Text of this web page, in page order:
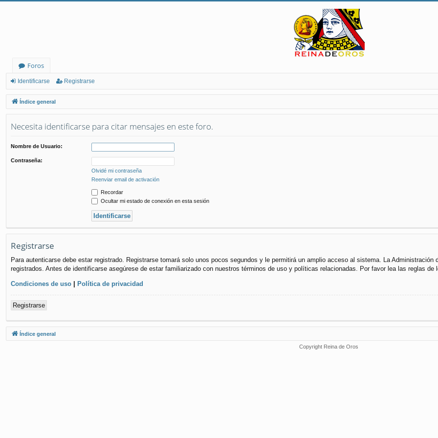
Foros
Identificarse Registrarse
Índice general
Necesita identificarse para citar mensajes en este foro.
Nombre de Usuario:
Contraseña:
Olvidé mi contraseña
Reenviar email de activación
Recordar
Ocultar mi estado de conexión en esta sesión
Registrarse
Para autenticarse debe estar registrado. Registrarse tomará solo unos pocos segundos y le permitirá un amplio acceso al sistema. La
registrados. Antes de identificarse asegúrese de estar familiarizado con nuestros términos de uso y políticas relacionadas. Por favor lea las reglas de
Condiciones de uso | Política de privacidad
Registrarse
Índice general
Copyright Reina de Oros